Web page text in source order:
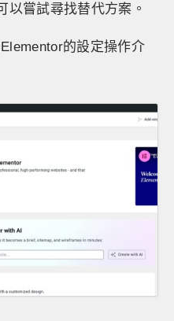
以嘗試尋找替代方案。
的設定操作介